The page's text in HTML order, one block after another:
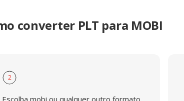
converter PLT para MOBI
2
Escolha mobi ou qualquer outro formato